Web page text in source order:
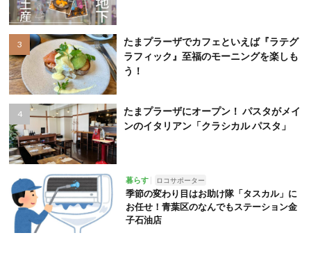
たまプラーザでカフェといえば『ラテグ
ラフィック』至福のモーニングを楽しも
う！
たまプラーザにオープン！ パスタがメイ
ンのイタリアン「クラシカル パスタ」
暮らす ロコサポーター
季節の変わり目はお助け隊「タスカル」に
お任せ！青葉区のなんでもステーション金
子石油店